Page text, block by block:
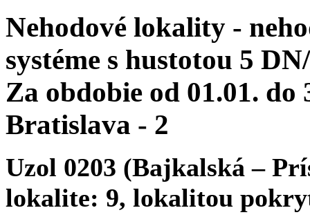
Nehodové lokality -
systéme s hustotou 5
Za obdobie od 01.01. do
Bratislava - 2
Uzol 0203 (Bajkalská –
lokalite: 9, lokalitou